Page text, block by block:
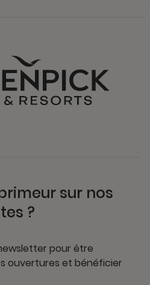
sur nos
?
pour être
ouvertures et bénéficier